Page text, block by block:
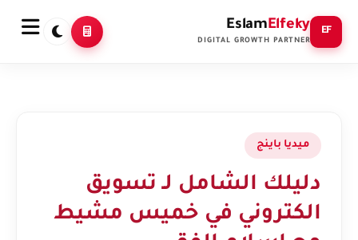
EF
EslamElfeky
DIGITAL GROWTH PARTNER
ميديا باينج
دليلك الشامل لـ تسويق
الكتروني في خميس مشيط